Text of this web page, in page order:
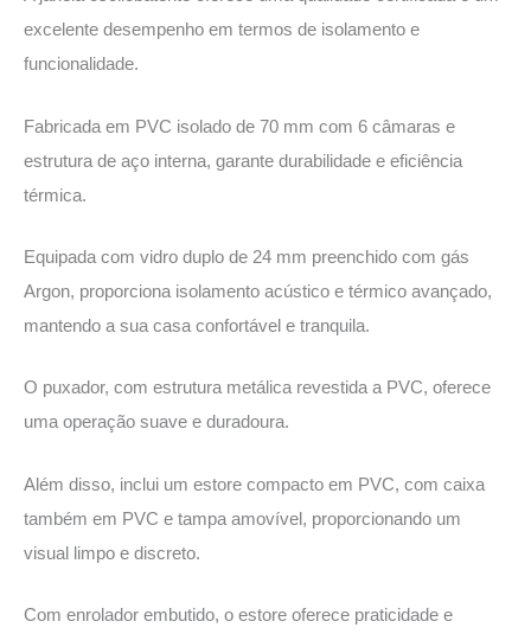
excelente desempenho em termos de isolamento e
funcionalidade.
Fabricada em PVC isolado de 70 mm com 6 câmaras e
estrutura de aço interna, garante durabilidade e eficiência
térmica.
Equipada com vidro duplo de 24 mm preenchido com gás
Argon, proporciona isolamento acústico e térmico avançado,
mantendo a sua casa confortável e tranquila.
O puxador, com estrutura metálica revestida a PVC, oferece
uma operação suave e duradoura.
Além disso, inclui um estore compacto em PVC, com caixa
também em PVC e tampa amovível, proporcionando um
visual limpo e discreto.
Com enrolador embutido, o estore oferece praticidade e